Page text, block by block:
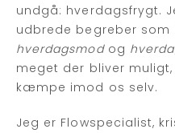
undgå: hverdagsfrygt.
udbrede begreber som
hverdagsmodog
meget der bliver
kæmpe imod os selv.
Jeg er Flowspecialist,